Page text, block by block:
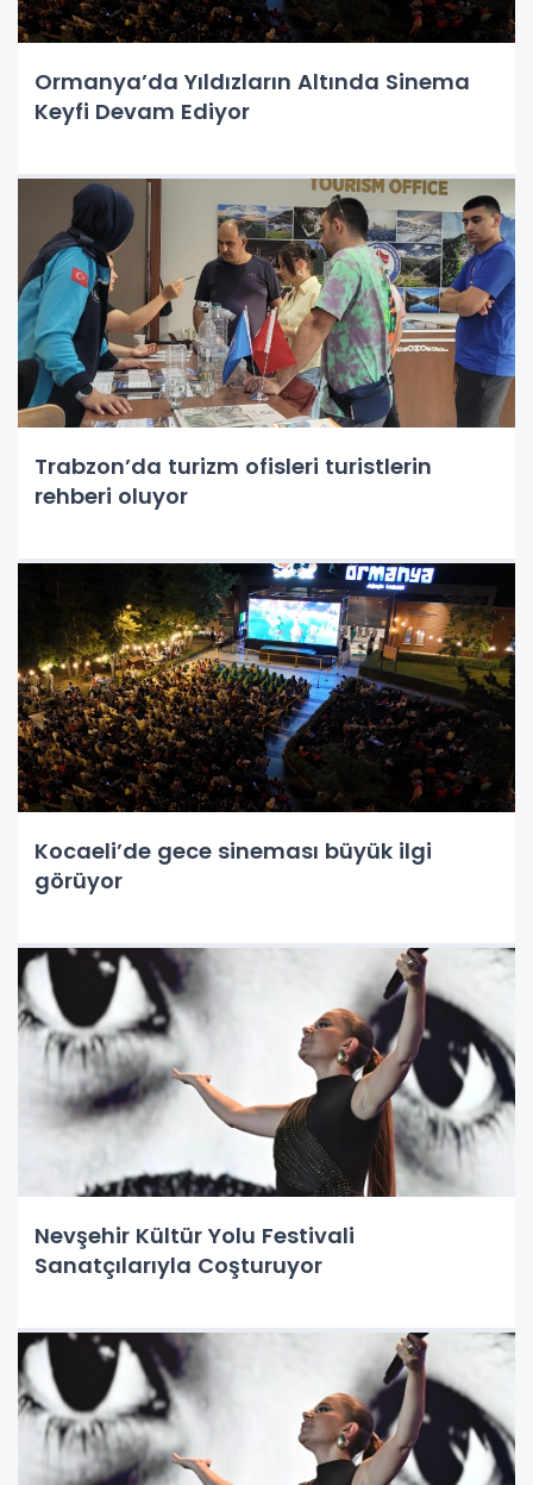
Ormanya’da Yıldızların Altında Sinema
Keyfi Devam Ediyor
Trabzon’da turizm ofisleri turistlerin
rehberi oluyor
Kocaeli’de gece sineması büyük ilgi
görüyor
Nevşehir Kültür Yolu Festivali
Sanatçılarıyla Coşturuyor